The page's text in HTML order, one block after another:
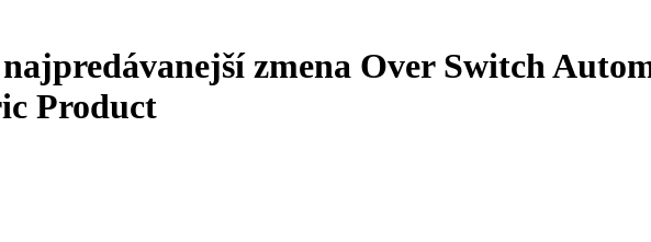
zmena Over Switch
Product